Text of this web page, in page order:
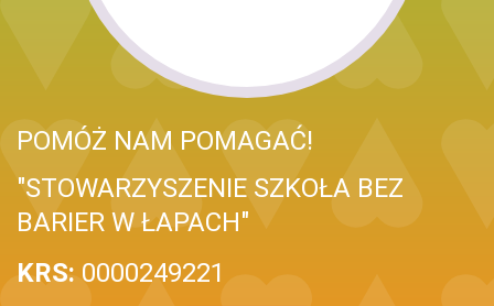
POMÓŻ NAM POMAGAĆ!
"STOWARZYSZENIE SZKOŁA BEZ
BARIER W ŁAPACH"
KRS: 0000249221